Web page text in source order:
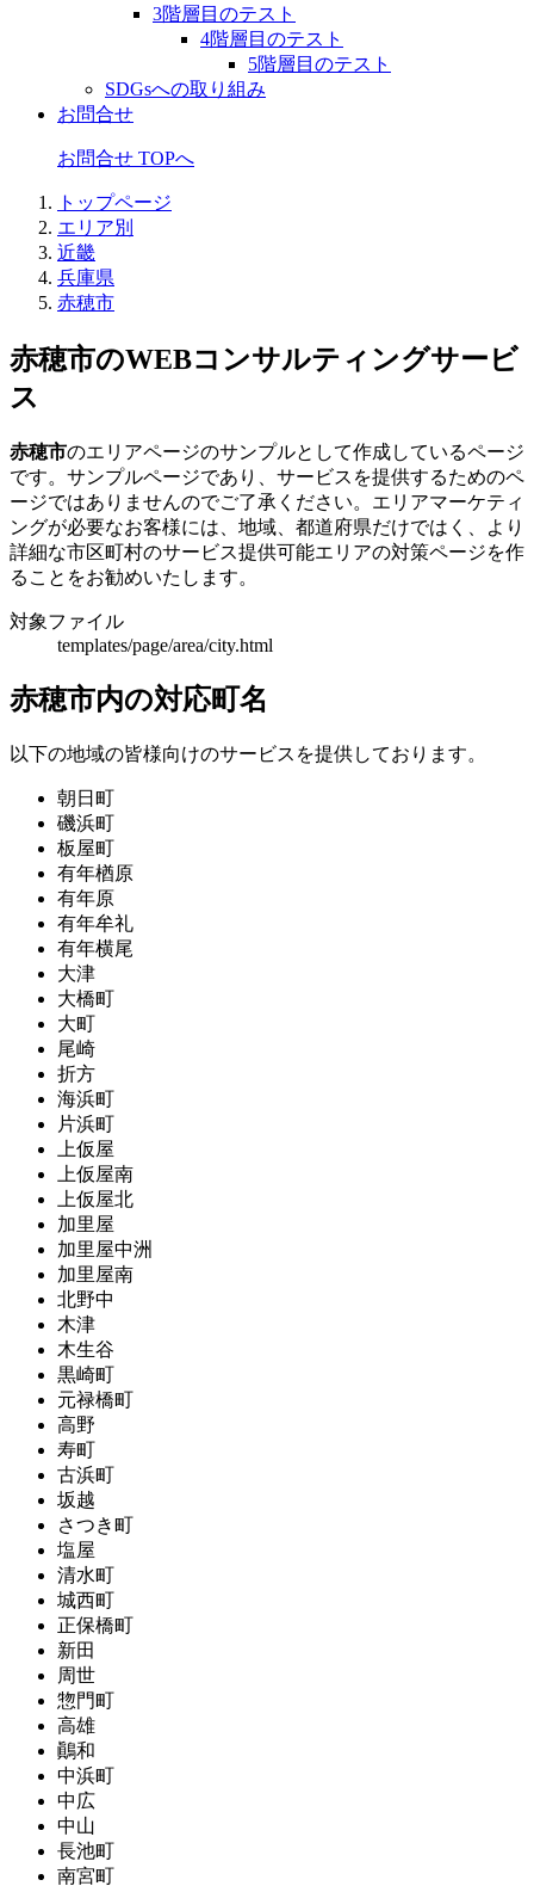
3階層目のテスト
4階層目のテスト
5階層目のテスト
SDGsへの取り組み
お問合せ
お問合せ TOPへ
トップページ
エリア別
近畿
兵庫県
赤穂市
赤穂市のWEBコンサルティングサービ
ス
赤穂市のエリアページのサンプルとして作成しているページ
です。サンプルページであり、サービスを提供するためのペ
ージではありませんのでご了承ください。エリアマーケティ
ングが必要なお客様には、地域、都道府県だけではく、より
詳細な市区町村のサービス提供可能エリアの対策ページを作
ることをお勧めいたします。
対象ファイル
templates/page/area/city.html
赤穂市内の対応町名
以下の地域の皆様向けのサービスを提供しております。
朝日町
磯浜町
板屋町
有年楢原
有年原
有年牟礼
有年横尾
大津
大橋町
大町
尾崎
折方
海浜町
片浜町
上仮屋
上仮屋南
上仮屋北
加里屋
加里屋中洲
加里屋南
北野中
木津
木生谷
黒崎町
元禄橋町
高野
寿町
古浜町
坂越
さつき町
塩屋
清水町
城西町
正保橋町
新田
周世
惣門町
高雄
鷆和
中浜町
中広
中山
長池町
南宮町